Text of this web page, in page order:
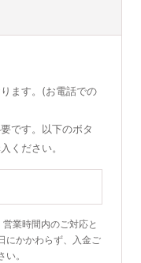
ます。(お電話での
です。以下のボタ
ください。
業時間内のご対応と
にかかわらず、入金ご
。